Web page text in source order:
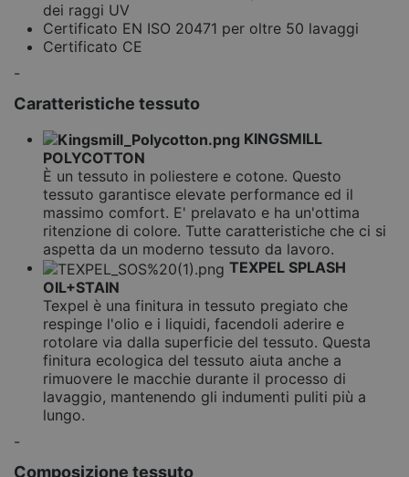
dei raggi UV
Certificato EN ISO 20471 per oltre 50 lavaggi
Certificato CE
-
Caratteristiche tessuto
KINGSMILL
POLYCOTTON
È un tessuto in poliestere e cotone. Questo
tessuto garantisce elevate performance ed il
massimo comfort. E' prelavato e ha un'ottima
ritenzione di colore. Tutte caratteristiche che ci si
aspetta da un moderno tessuto da lavoro.
TEXPEL SPLASH
OIL+STAIN
Texpel è una finitura in tessuto pregiato che
respinge l'olio e i liquidi, facendoli aderire e
rotolare via dalla superficie del tessuto. Questa
finitura ecologica del tessuto aiuta anche a
rimuovere le macchie durante il processo di
lavaggio, mantenendo gli indumenti puliti più a
lungo.
-
Composizione tessuto